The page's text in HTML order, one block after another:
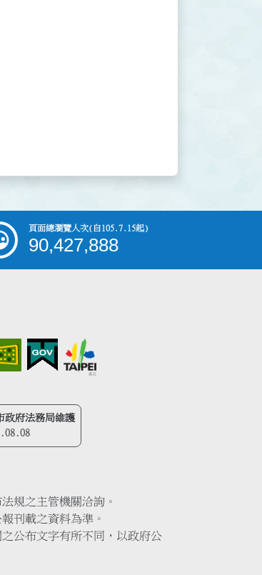
頁面總瀏覽人次(自105.7.15起)
90,427,888
政府法務局維護
規之主管機關洽詢。
刊載之資料為準。
公布文字有所不同，以政府公